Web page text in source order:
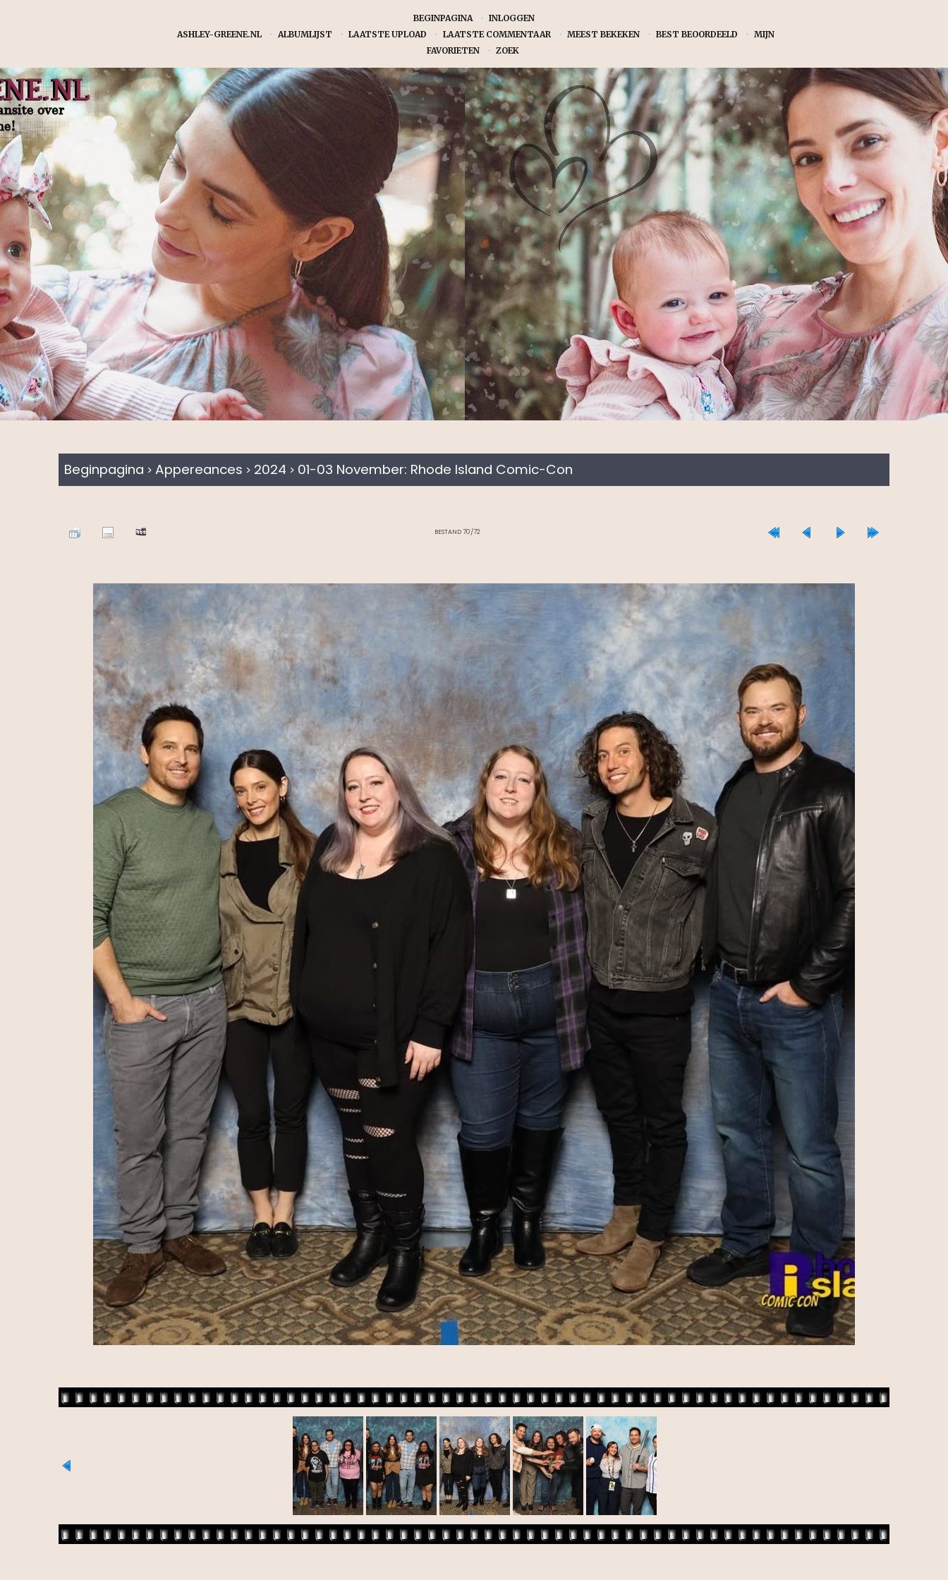
BEGINPAGINA • INLOGGEN
ASHLEY-GREENE.NL
• ALBUMLIJST • LAATSTE UPLOAD • LAATSTE COMMENTAAR • MEEST BEKEKEN • BEST BEOORDEELD • MIJN
FAVORIETEN
• ZOEK
Beginpagina > Appereances > 2024 > 01-03 November: Rhode Island Comic-Con
BESTAND 70/72